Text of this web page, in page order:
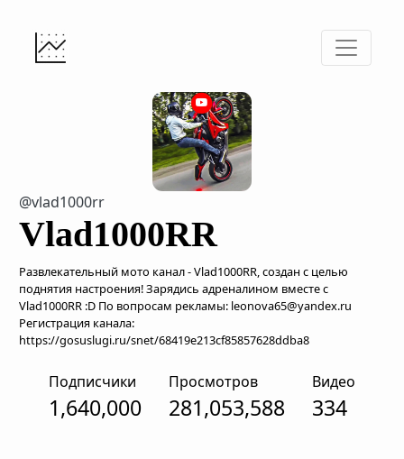
@vlad1000rr
Vlad1000RR
Развлекательный мото канал - Vlad1000RR, создан с целью
поднятия настроения! Зарядись адреналином вместе с
Vlad1000RR :D По вопросам рекламы: leonova65@yandex.ru
Регистрация канала:
https://gosuslugi.ru/snet/68419e213cf85857628ddba8
Подписчики
1,640,000
Просмотров
281,053,588
Видео
334